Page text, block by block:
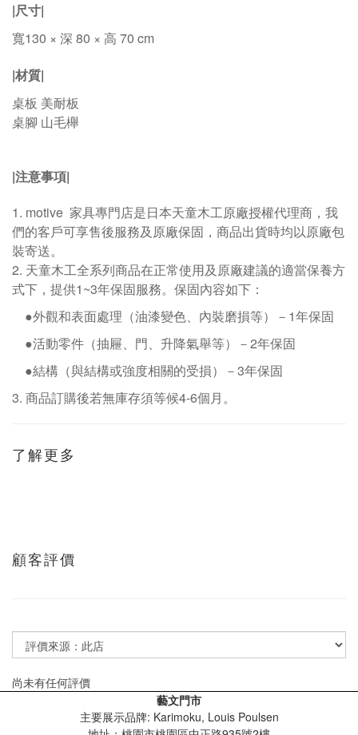
|尺寸|
寬130 × 深 80 × 高 70 cm
|材質|
桌板 美耐板
桌腳 山毛櫸
|注意事項|
1. motive 家具專門店是日本天童木工原廠授權代理商，我
們的客戶可享售後服務及原廠保固，商品出貨時均以原廠包
裝寄送。
2. 天童木工全系列商品在正常使用及原廠建議的適當保養方
式下，提供1~3年保固服務。保固內容如下：
●外觀和表面處理（油漆變色、內裝磨損等）－ 1年保固
●活動零件（抽屜、門、升降氣舉等）－2年保固
●結構（與結構或強度相關的受損）－3年保固
3. 商品訂購後若無庫存須等候4-6個月。
了解更多
顧客評價
尚未有任何評價
藝文門市
主要展示品牌: Karimoku, Louis Poulsen